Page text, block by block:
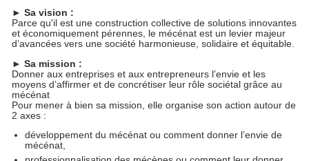
►Sa vision :
Parce qu'il est une construction collective de solutions innovantes
et économiquement pérennes, le mécénat est un levier majeur
d’avancées vers une société harmonieuse, solidaire et équitable.
►Sa mission :
Donner aux entreprises et aux entrepreneurs l’envie et les
moyens d’affirmer et de concrétiser leur rôle sociétal grâce au
mécénat
Pour mener à bien sa mission, elle organise son action autour de
2 axes :
développement du mécénat ou comment donner l’envie de
mécénat,